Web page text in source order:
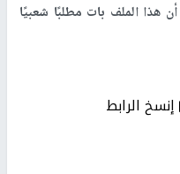
هذا الملف بات مطلبًا شعبيًا
إنسخ الرابط